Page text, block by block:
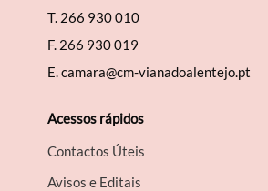
T. 266 930 010
F. 266 930 019
E.camara@cm-vianadoalentejo.pt
Acessos rápidos
Contactos Úteis
Avisos e Editais